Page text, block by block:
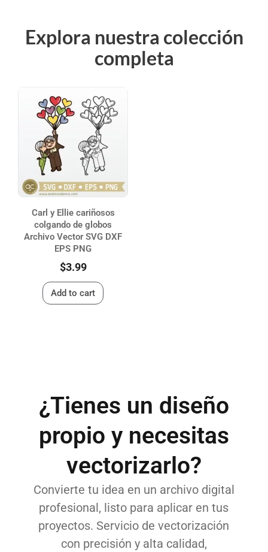
Explora nuestra colección
completa
Carl y Ellie cariñosos
colgando de globos
Archivo Vector SVG DXF
EPS PNG
$3.99
Add to cart
¿Tienes un diseño
propio y necesitas
vectorizarlo?
Convierte tu idea en un archivo digital
profesional, listo para aplicar en tus
proyectos. Servicio de vectorización
con precisión y alta calidad,